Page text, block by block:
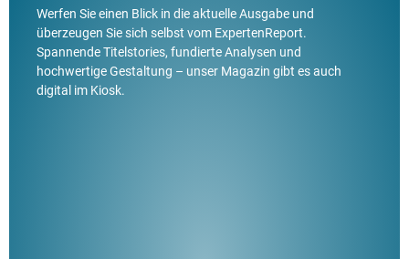
Werfen Sie einen Blick in die aktuelle Ausgabe und
überzeugen Sie sich selbst vom ExpertenReport.
Spannende Titelstories, fundierte Analysen und
hochwertige Gestaltung – unser Magazin gibt es auch
digital im Kiosk.